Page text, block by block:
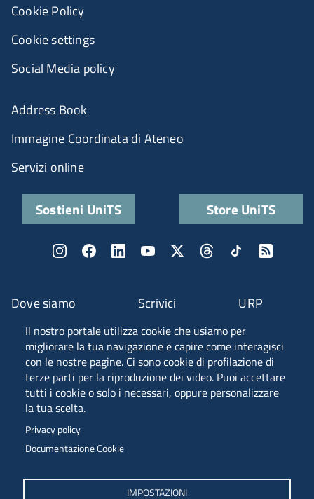
Il nostro portale utilizza cookie che usiamo per
migliorare la tua navigazione e capire come interagisci
con le nostre pagine. Ci sono cookie di profilazione di
terze parti per la riproduzione dei video. Puoi accettare
tutti i cookie o solo i necessari, oppure personalizzare
la tua scelta.
Privacy policy
Documentazione Cookie
IMPOSTAZIONI
Piazzale Europa, 1 - 34127 - Trieste, Italia -
Tel. +39 040 558 7111 - P.IVA 00211830328
C.F. 80013890324 - P.E.C. ateneo@pec.units.it
Fascia A ANVUR
Dove siamo Scrivici URP
Cookie Policy
Cookie settings
Social Media policy
Address Book
Immagine Coordinata di Ateneo
Servizi online
Sostieni UniTS Store UniTS